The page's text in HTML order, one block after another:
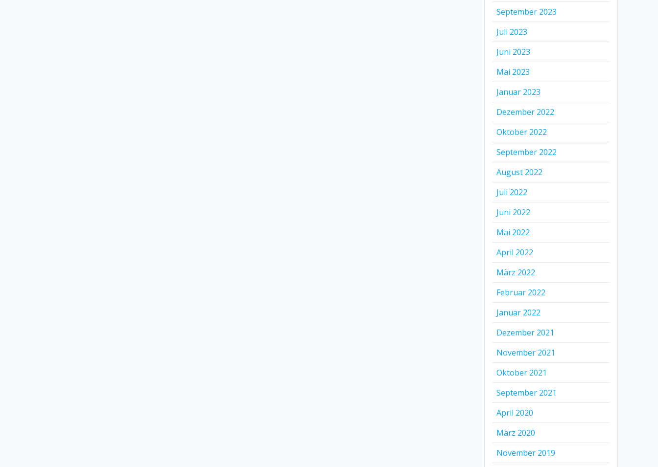
September 2023
Juli 2023
Juni 2023
Mai 2023
Januar 2023
Dezember 2022
Oktober 2022
September 2022
August 2022
Juli 2022
Juni 2022
Mai 2022
April 2022
März 2022
Februar 2022
Januar 2022
Dezember 2021
November 2021
Oktober 2021
September 2021
April 2020
März 2020
November 2019